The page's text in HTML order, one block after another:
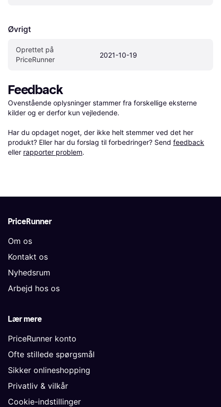
Øvrigt
Oprettet på
PriceRunner
2021-10-19
Feedback
Ovenstående oplysninger stammer fra forskellige eksterne
kilder og er derfor kun vejledende.
Har du opdaget noget, der ikke helt stemmer ved det her
produkt? Eller har du forslag til forbedringer? Send feedback
eller rapporter problem.
PriceRunner
Om os
Kontakt os
Nyhedsrum
Arbejd hos os
Lær mere
PriceRunner konto
Ofte stillede spørgsmål
Sikker onlineshopping
Privatliv & vilkår
Cookie-indstillinger